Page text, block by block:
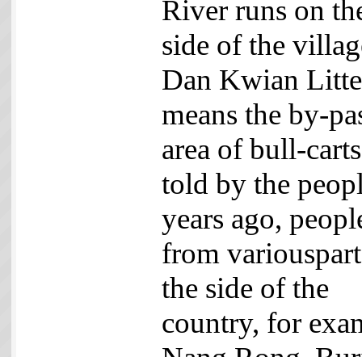
River runs on
side of the
Dan Kwian
means the by-
area of bull-
told by the
years ago,
from
the side of the
country, for